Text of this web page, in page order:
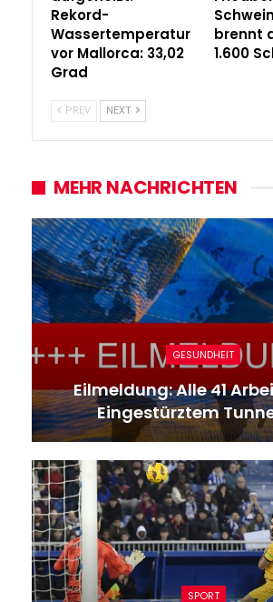
Rekord-
Wassertemperatur
vor Mallorca: 33,02
Grad
brennt
1.600
PREV NEXT
MEHR NACHRICHTEN
GESUNDHEIT
Eilmeldung: Alle 41
Eingestürztem
SPORT